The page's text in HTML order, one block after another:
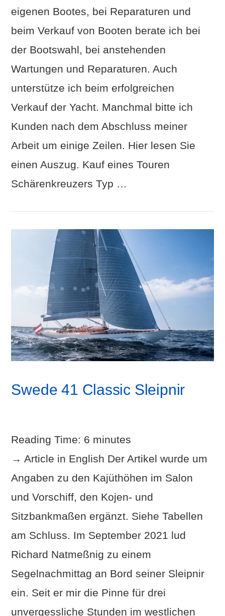
VIEW POST
eigenen Bootes, bei Reparaturen und
beim Verkauf von Booten berate ich bei
der Bootswahl, bei anstehenden
Wartungen und Reparaturen. Auch
unterstütze ich beim erfolgreichen
Verkauf der Yacht. Manchmal bitte ich
Kunden nach dem Abschluss meiner
Arbeit um einige Zeilen. Hier lesen Sie
einen Auszug. Kauf eines Touren
Schärenkreuzers Typ …
VIEW POST
Swede 41 Classic Sleipnir
Reading Time: 6 minutes
→ Article in English Der Artikel wurde um
Angaben zu den Kajüthöhen im Salon
und Vorschiff, den Kojen- und
Sitzbankmaßen ergänzt. Siehe Tabellen
am Schluss. Im September 2021 lud
Richard Natmeßnig zu einem
Segelnachmittag an Bord seiner Sleipnir
ein. Seit er mir die Pinne für drei
unvergessliche Stunden im westlichen